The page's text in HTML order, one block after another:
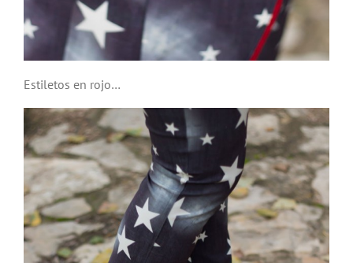
Estiletos en rojo…